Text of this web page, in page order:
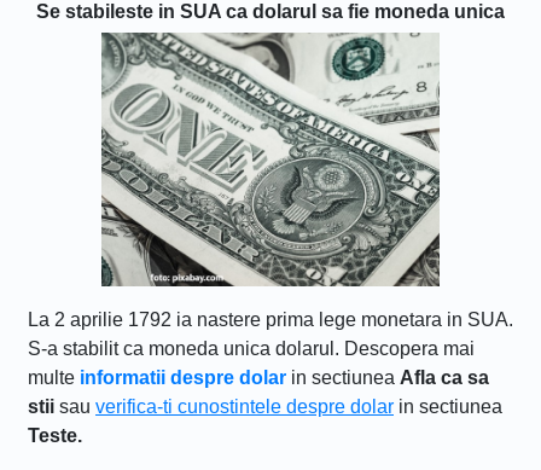
Se stabileste in SUA ca dolarul sa fie moneda unica
La 2 aprilie 1792 ia nastere prima lege monetara in SUA.
S-a stabilit ca moneda unica dolarul. Descopera mai
multe informatii despre dolar in sectiunea Afla ca sa
stii sau verifica-ti cunostintele despre dolar in sectiunea
Teste.